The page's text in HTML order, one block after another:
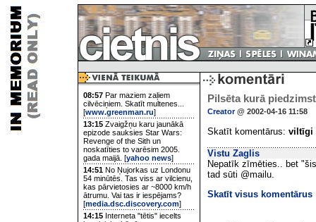
08:57 Par maziem zaļiem
cilvēciņiem. Skatīt multenes...
[www.greenman.ru]
13:15 Zvaigžņu karu jaunākā
epizode sauksies Star Wars:
Revenge of the Sith un
noskatīties to varēsim 2005.
gada maijā. [yahoo news]
14:51 No Ņujorkas uz Londonu
54 minūtēs. Tas viss ar vilcienu,
kas pārvietosies ar ~8000 km/h
ātrumu. Vai tas ir iespējams?
[media.dsc.discovery.com]
14:15 Interneta "tētis" iecelts
Pilsēta kurā
Creator@ 2002-04-16 11:58
Skatīt komentārus: viltīgi
Vistu Zaglis
Nepatīk zīmēties.. bet
tad sūti @mailu.
Skatīt visus komentārus